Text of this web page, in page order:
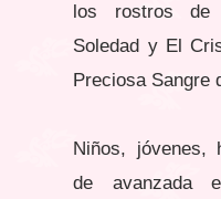
los rostros
Soledad y El
Preciosa Sangre
Niños, jóvenes,
de avanzada